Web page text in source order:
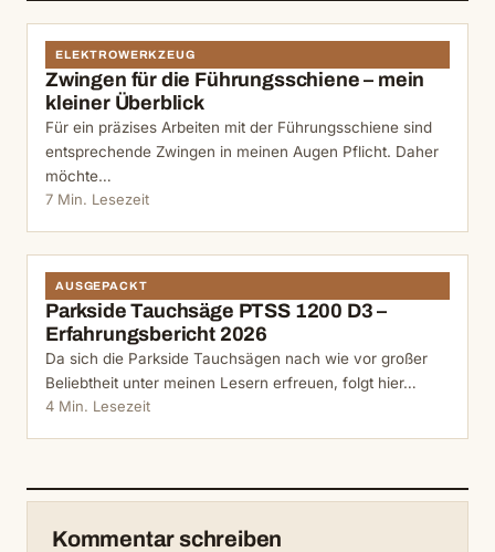
ELEKTROWERKZEUG
Zwingen für die Führungsschiene – mein
kleiner Überblick
Für ein präzises Arbeiten mit der Führungsschiene sind
entsprechende Zwingen in meinen Augen Pflicht. Daher
möchte…
7 Min. Lesezeit
AUSGEPACKT
Parkside Tauchsäge PTSS 1200 D3 –
Erfahrungsbericht 2026
Da sich die Parkside Tauchsägen nach wie vor großer
Beliebtheit unter meinen Lesern erfreuen, folgt hier…
4 Min. Lesezeit
Kommentar schreiben